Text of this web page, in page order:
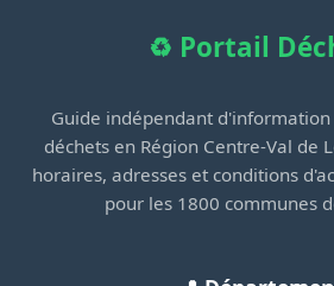
♻️ Portail
Guide indépendant
déchets en Région Centre-Val de
horaires, adresses et conditions
pour les 1800 communes